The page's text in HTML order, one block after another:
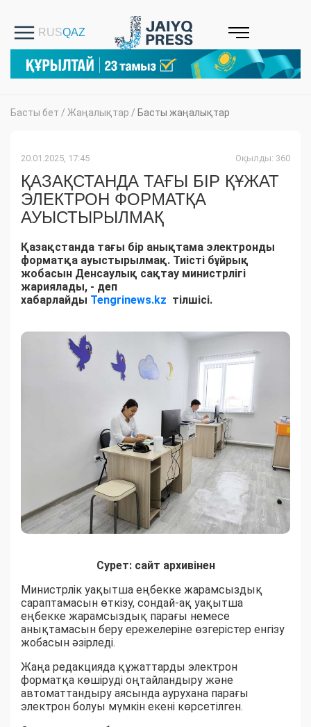
Басты бет / Жаңалықтар / Басты жаңалықтар
20.01.2025, 17:45 Оқылды: 360
ҚАЗАҚСТАНДА ТАҒЫ БІР ҚҰЖАТ
ЭЛЕКТРОН ФОРМАТҚА
АУЫСТЫРЫЛМАҚ
Қазақстанда тағы бір анықтама электронды
форматқа ауыстырылмақ. Тиісті бұйрық
жобасын Денсаулық сақтау министрлігі
жариялады, - деп
хабарлайды Tengrinews.kz тілшісі.
Сурет: сайт архивінен
Министрлік уақытша еңбекке жарамсыздық
сараптамасын өткізу, сондай-ақ уақытша
еңбекке жарамсыздық парағы немесе
анықтамасын беру ережелеріне өзгерістер енгізу
жобасын әзірледі.
Жаңа редакцияда құжаттарды электрон
форматқа көшіруді оңтайландыру және
автоматтандыру аясында аурухана парағы
электрон болуы мүмкін екені көрсетілген.